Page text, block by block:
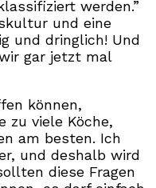
werden.”
und eine
und dringlich! Und
gar jetzt mal
können,
zu viele Köche,
am besten. Ich
und deshalb wird
diese Fragen